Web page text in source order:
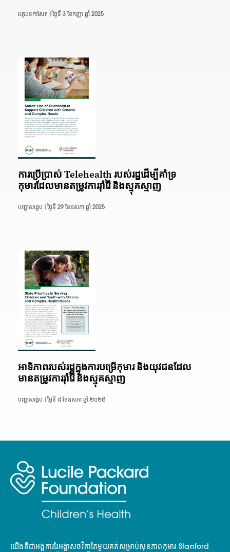
អត្ថបទកាសែត | ថ្ងៃទី 3 ខែកញ្ញា ឆ្នាំ 2025
ការប្រើប្រាស់ Telehealth របស់រដ្ឋដើម្បីគាំទ្រ
កុមារដែលមានតម្រូវការរ៉ាំរ៉ៃ និងស្មុគស្មាញ
បញ្ហាសង្ខេប | ថ្ងៃទី 29 ខែឧសភា ឆ្នាំ 2025
អាទិភាពរបស់រដ្ឋក្នុងការបម្រើកុមារ និងយុវជនដែល
មានតម្រូវការរ៉ាំរ៉ៃ និងស្មុគស្មាញ
បញ្ហាសង្ខេប | ថ្ងៃទី ៨ ខែឧសភា ឆ្នាំ ២០២៥
យើងគឺជាអង្គការរៃអង្គាសថវិកាតែមួយគត់សម្រាប់សុខភាពកុមារ Stanford